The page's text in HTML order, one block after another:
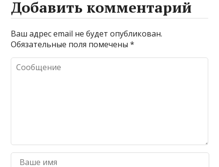
Добавить комментарий
Ваш адрес email не будет опубликован.
Обязательные поля помечены*